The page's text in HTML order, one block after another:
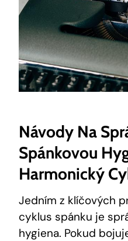
Návody Na
Spánkovou
Harmonický
Jedním z klíčových
cyklus spánku je
hygiena. Pokud